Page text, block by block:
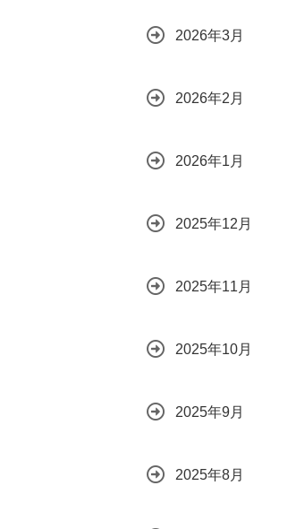
2026年3月
2026年2月
2026年1月
2025年12月
2025年11月
2025年10月
2025年9月
2025年8月